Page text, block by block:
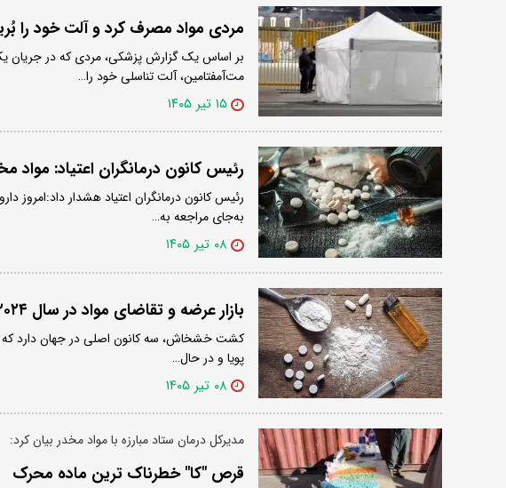
مردی مواد مصرف کرد و آلت خود را
بر اساس یک گزارش پزشکی، مردی که در جریان
مت‌آمفتامین، آلت تناسلی خود را…
۱۵ تیر ۱۴۰۵
رئیس کانون درمانگران اعتیاد: مواد
رئیس کانون درمانگران اعتیاد هشدار داد:امروز
به‌جای مراجعه به…
۰۸ تیر ۱۴۰۵
بازار عرضه و تقاضای مواد در سال ۲۰۲۴ چگونه بود؟
کشت خشخاش، سه کانون اصلی در جهان دارد که
پویا و در حال…
۰۸ تیر ۱۴۰۵
مدیرکل درمان ستاد مبارزه با مواد مخدر بیان کرد:
قرص "کا" خطرناک ترین ماده محرک